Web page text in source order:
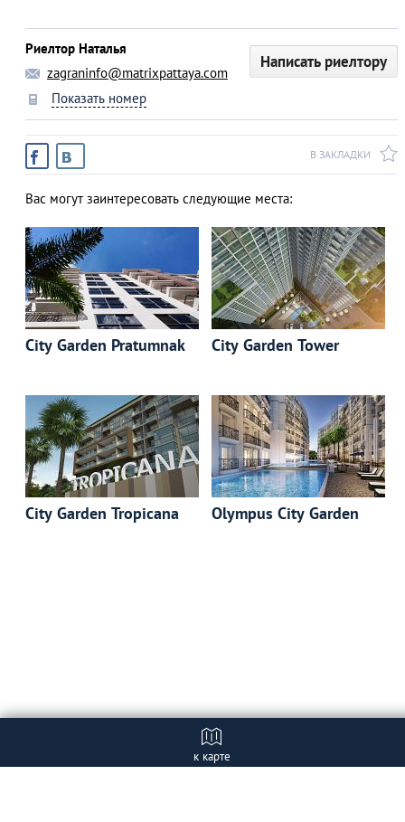
Риелтор Наталья
zagraninfo@matrixpattaya.com
Показать номер
Написать риелтору
В ЗАКЛАДКИ
Вас могут заинтересовать следующие места:
City Garden Pratumnak City Garden Tower
City Garden Tropicana Olympus City Garden
к карте